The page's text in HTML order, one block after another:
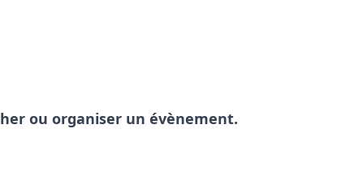
ou organiser un évènement.